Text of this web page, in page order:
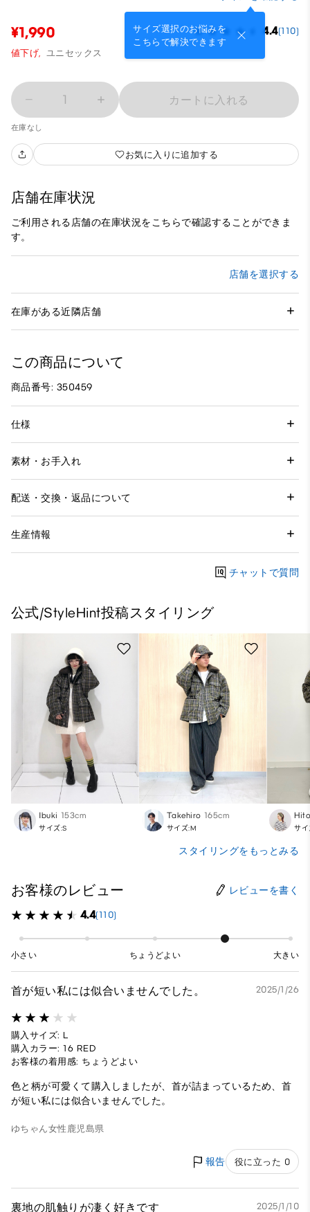
サイズ選択のお悩みを
こちらで解決できます
¥1,990 4.4(110)
値下げ, ユニセックス
1 カートに入れる
在庫なし
お気に入りに追加する
店舗在庫状況
ご利用される店舗の在庫状況をこちらで確認することができま
す。
店舗を選択する
在庫がある近隣店舗
この商品について
商品番号: 350459
仕様
素材・お手入れ
配送・交換・返品について
生産情報
チャットで質問
公式/StyleHint投稿スタイリング
Ibuki 153cm
サイズ:S
Takehiro 165cm
サイズ:M サイ
スタイリングをもっとみる
お客様のレビュー レビューを書く
4.4(110)
小さい ちょうどよい 大きい
首が短い私には似合いませんでした。 2025/1/26
購入サイズ: L
購入カラー: 16 RED
お客様の着用感: ちょうどよい
色と柄が可愛くて購入しましたが、首が詰まっているため、首
が短い私には似合いませんでした。
ゆちゃん女性 鹿児島県
報告 役に立った 0
裏地の肌触りが凄く好きです 2025/1/10